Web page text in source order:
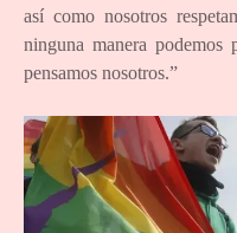
así como nosotros
ninguna manera
pensamos nosotros.”